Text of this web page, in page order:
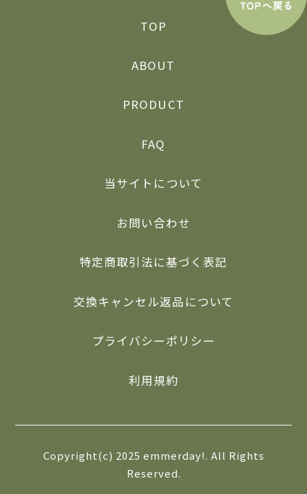
TOP
ABOUT
PRODUCT
FAQ
当サイトについて
お問い合わせ
特定商取引法に基づく表記
交換キャンセル返品について
プライバシーポリシー
利用規約
Copyright(c) 2025 emmerday!. All Rights
Reserved.